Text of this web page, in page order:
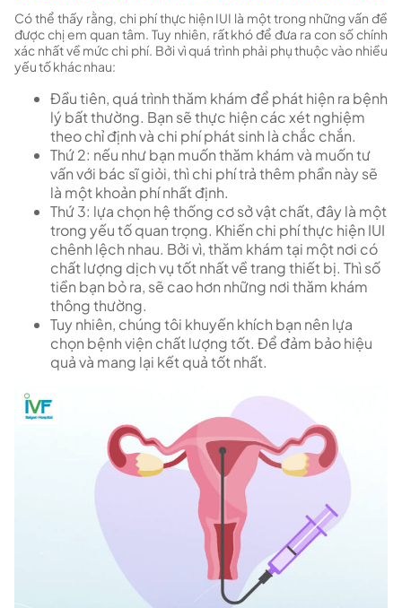
Có thể thấy rằng, chi phí thực hiện IUI là một trong những vấn đề
được chị em quan tâm. Tuy nhiên, rất khó để đưa ra con số chính
xác nhất về mức chi phí. Bởi vì quá trình phải phụ thuộc vào nhiều
yếu tố khác nhau:
Đầu tiên, quá trình thăm khám để phát hiện ra bệnh
lý bất thường. Bạn sẽ thực hiện các xét nghiệm
theo chỉ định và chi phí phát sinh là chắc chắn.
Thứ 2: nếu như bạn muốn thăm khám và muốn tư
vấn với bác sĩ giỏi, thì chi phí trả thêm phần này sẽ
là một khoản phí nhất định.
Thứ 3: lựa chọn hệ thống cơ sở vật chất, đây là một
trong yếu tố quan trọng. Khiến chi phí thực hiện IUI
chênh lệch nhau. Bởi vì, thăm khám tại một nơi có
chất lượng dịch vụ tốt nhất về trang thiết bị. Thì số
tiền bạn bỏ ra, sẽ cao hơn những nơi thăm khám
thông thường.
Tuy nhiên, chúng tôi khuyến khích bạn nên lựa
chọn bệnh viện chất lượng tốt. Để đảm bảo hiệu
quả và mang lại kết quả tốt nhất.